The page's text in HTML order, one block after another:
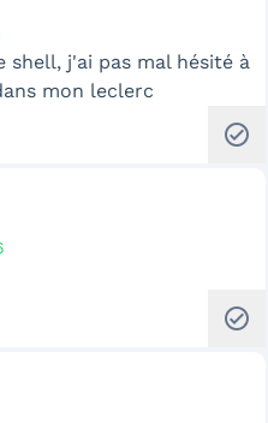
shell, j'ai pas mal hésité à
mon leclerc
check_circle
check_circle